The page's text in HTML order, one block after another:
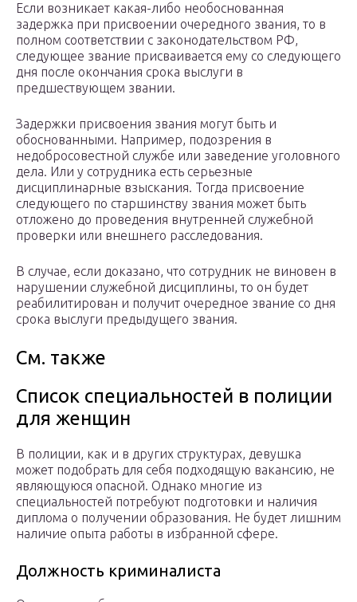
Если возникает какая-либо необоснованная
задержка при присвоении очередного звания, то в
полном соответствии с законодательством РФ,
следующее звание присваивается ему со следующего
дня после окончания срока выслуги в
предшествующем звании.
Задержки присвоения звания могут быть и
обоснованными. Например, подозрения в
недобросовестной службе или заведение уголовного
дела. Или у сотрудника есть серьезные
дисциплинарные взыскания. Тогда присвоение
следующего по старшинству звания может быть
отложено до проведения внутренней служебной
проверки или внешнего расследования.
В случае, если доказано, что сотрудник не виновен в
нарушении служебной дисциплины, то он будет
реабилитирован и получит очередное звание со дня
срока выслуги предыдущего звания.
См. также
Список специальностей в полиции
для женщин
В полиции, как и в других структурах, девушка
может подобрать для себя подходящую вакансию, не
являющуюся опасной. Однако многие из
специальностей потребуют подготовки и наличия
диплома о получении образования. Не будет лишним
наличие опыта работы в избранной сфере.
Должность криминалиста